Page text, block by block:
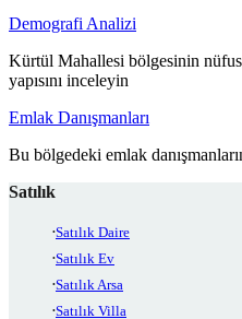
Demografi Analizi
Kürtül Mahallesi bölgesinin
yapısını inceleyin
Emlak Danışmanları
Bu bölgedeki emlak
Satılık
Satılık Daire
Satılık Ev
Satılık Arsa
Satılık Villa